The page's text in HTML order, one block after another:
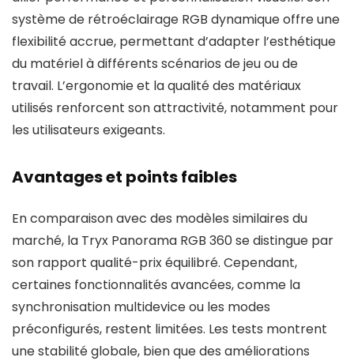
système de rétroéclairage RGB dynamique offre une
flexibilité accrue, permettant d’adapter l’esthétique
du matériel à différents scénarios de jeu ou de
travail. L’ergonomie et la qualité des matériaux
utilisés renforcent son attractivité, notamment pour
les utilisateurs exigeants.
Avantages et points faibles
En comparaison avec des modèles similaires du
marché, la Tryx Panorama RGB 360 se distingue par
son rapport qualité-prix équilibré. Cependant,
certaines fonctionnalités avancées, comme la
synchronisation multidevice ou les modes
préconfigurés, restent limitées. Les tests montrent
une stabilité globale, bien que des améliorations